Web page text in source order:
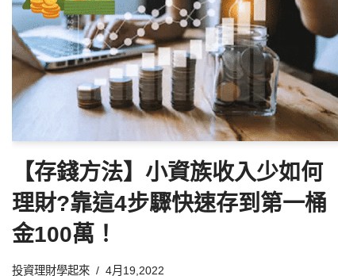
【存錢方法】小資族收入少如何
理財?靠這4步驟快速存到第一桶
金100萬！
投資理財學起來 4月19,2022